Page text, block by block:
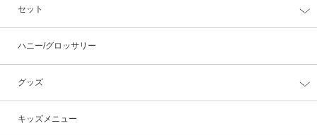
セット
ハニー/グロッサリー
グッズ
キッズメニュー